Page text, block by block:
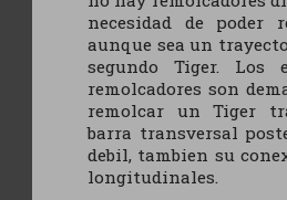
necesidad de poder
aunque sea un
segundo Tiger. Los
remolcadores son
remolcar un Tiger
barra transversal
debil, tambien su
longitudinales.